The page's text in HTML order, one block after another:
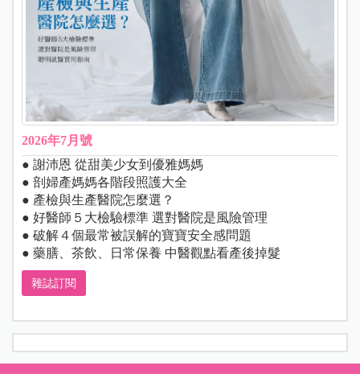
2026年7月號
● 謝沛恩 從甜美少女到優雅媽媽
● 剖婦產媽媽各階段照護大全
● 產檢與生產醫院怎麼選？
● 好醫師５大檢驗標準 選對醫院是風險管理
● 破解４個最常被誤解的寶寶安全感問題
● 藥膳、茶飲、日常保養 中醫觀點看產後掉髮
雜誌訂閱